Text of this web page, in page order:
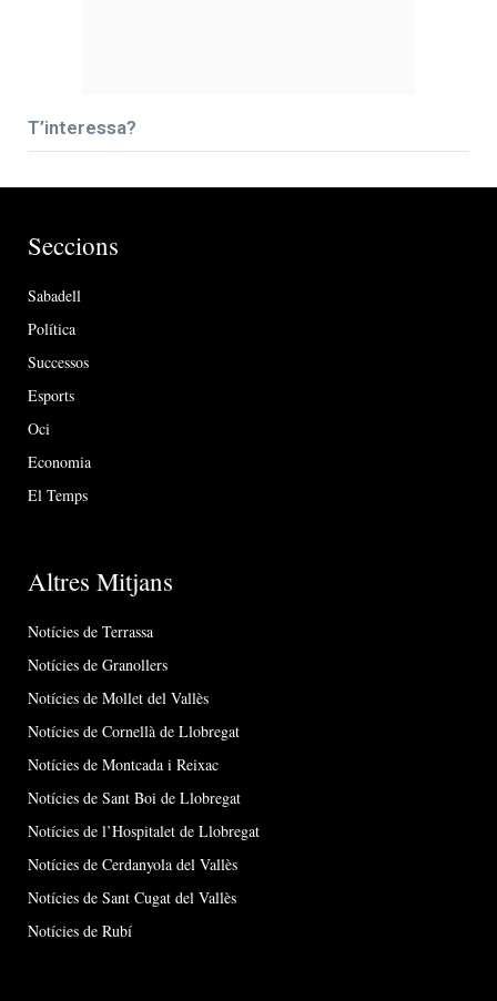
T’interessa?
Seccions
Sabadell
Política
Successos
Esports
Oci
Economia
El Temps
Altres Mitjans
Notícies de Terrassa
Notícies de Granollers
Notícies de Mollet del Vallès
Notícies de Cornellà de Llobregat
Notícies de Montcada i Reixac
Notícies de Sant Boi de Llobregat
Notícies de l’Hospitalet de Llobregat
Notícies de Cerdanyola del Vallès
Notícies de Sant Cugat del Vallès
Notícies de Rubí